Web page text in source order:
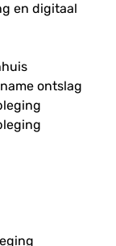
en digitaal
ontslag